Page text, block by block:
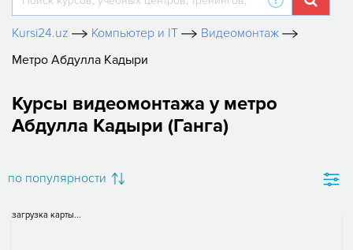
Kursi24.uz Компьютер и IT
Видеомонтаж
Метро Абдулла Кадыри
Курсы видеомонтажа у метро
Абдулла Кадыри (Ганга)
по популярности
загрузка карты...